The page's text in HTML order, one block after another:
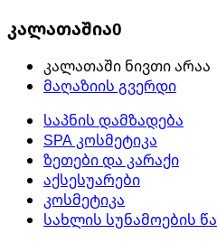
კალათაშია0
კალათაში ნივთი არაა
მაღაზიის გვერდი
საპნის დამზადება
SPA კოსმეტიკა
ზეთები და კარაქი
აქსესუარები
კოსმეტიკა
სახლის სუნამოების